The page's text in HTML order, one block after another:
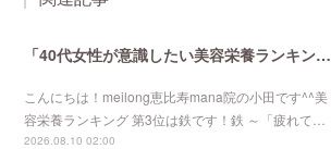
「40代女性が意識したい美容栄養ランキング 第3位」不妊鍼灸と妊活鍼灸が得意のmeilong
こんにちは！meilong恵比寿mana院の小田です^^美
容栄養ランキング 第3位は鉄です！鉄 ～「疲れて…
2026.08.10 02:00